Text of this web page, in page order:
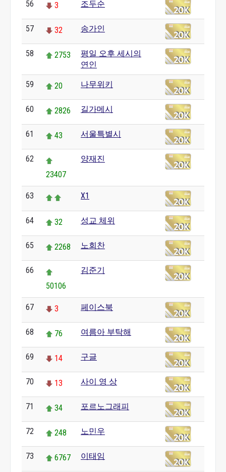
56 3 조두순
57 32 송가인
58 2753
평일 오후 세시의
연인
59 20 나무위키
60 2826 길가메시
61 43 서울특별시
62
23407
양재진
63 X1
64 32 성교 체위
65 2268 노회찬
66
50106
김준기
67 3 페이스북
68 76 여름아 부탁해
69 14 구글
70 13 사이 영 상
71 34 포르노그래피
72 248 노민우
73 6767 이태임